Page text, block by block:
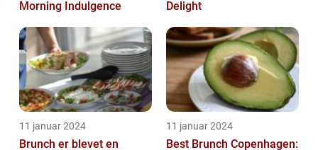
Morning Indulgence Delight
11 januar 2024
Brunch er blevet en
11 januar 2024
Best Brunch Copenhagen: